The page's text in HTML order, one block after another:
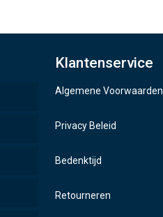
Klantenservice
Algemene Voorwaarden
Privacy Beleid
Bedenktijd
Retourneren